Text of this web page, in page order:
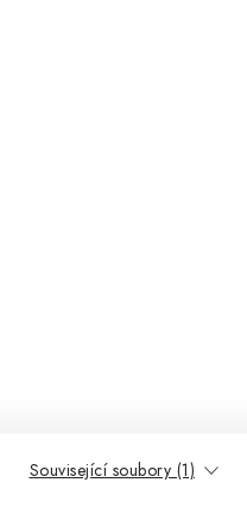
Související soubory (1)